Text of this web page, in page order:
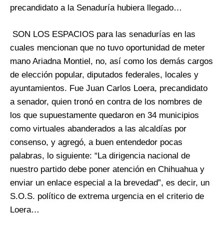
precandidato a la Senaduría hubiera llegado…
SON LOS ESPACIOS para las senadurías en las
cuales mencionan que no tuvo oportunidad de meter
mano Ariadna Montiel, no, así como los demás cargos
de elección popular, diputados federales, locales y
ayuntamientos. Fue Juan Carlos Loera, precandidato
a senador, quien tronó en contra de los nombres de
los que supuestamente quedaron en 34 municipios
como virtuales abanderados a las alcaldías por
consenso, y agregó, a buen entendedor pocas
palabras, lo siguiente: “La dirigencia nacional de
nuestro partido debe poner atención en Chihuahua y
enviar un enlace especial a la brevedad”, es decir, un
S.O.S. político de extrema urgencia en el criterio de
Loera…